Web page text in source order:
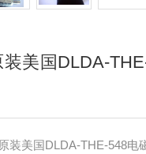
美国DLDA-
装美国DLDA-THE-548电